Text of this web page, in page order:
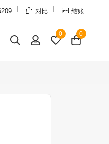
 对比  结账
0 0